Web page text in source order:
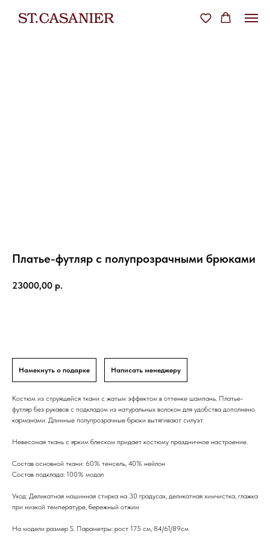
Платье-футляр с полупрозрачными брюками
23000,00 р.
Намекнуть о подарке Написать менеджеру
Костюм из струящейся ткани с жатым эффектом в оттенке шампань. Платье-
футляр без рукавов с подкладом из натуральных волокон для удобства дополнено
карманами. Длинные полупрозрачные брюки вытягивают силуэт.
Невесомая ткань с ярким блеском придает костюму праздничное настроение.
Состав основной ткани: 60% тенсель, 40% нейлон
Состав подклада: 100% модал
Уход: Деликатная машинная стирка на 30 градусах, деликатная химчистка, глажка
при низкой температуре, бережный отжим
На модели размер S. Параметры: рост 175 см, 84/61/89см